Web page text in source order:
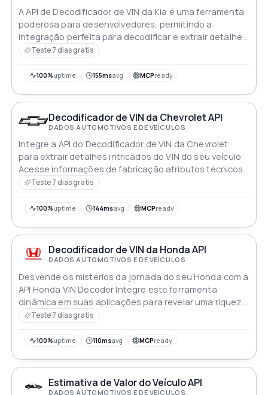
A API de Decodificador de VIN da Kia é uma ferramenta
poderosa para desenvolvedores, permitindo a
integração perfeita para decodificar e extrair detalhes
complexos dos Números de Identificação do Veículo
incluindo especificações de fabricação, configurações
propriedade, facilitando uma exploração detalhada
dos veículos Kia dentro das aplicações
Teste 7 dias gratis
100%uptime 155msavg MCPready
Decodificador de VIN da Chevrolet API
DADOS AUTOMOTIVOS E DE VEÍCULOS
Integre a API do Decodificador de VIN da Chevrolet
para extrair detalhes intricados do VIN do seu veículo
Acesse informações de fabricação atributos técnicos
e dados históricos de forma integrada em suas
informações de recall e mais capacitando uma
do seu Chevrolet
Teste 7 dias gratis
100%uptime 144msavg MCPready
Decodificador de VIN da Honda API
DADOS AUTOMOTIVOS E DE VEÍCULOS
Desvende os mistérios da jornada do seu Honda com a
API Honda VIN Decoder Integre este ferramenta
dinâmica em suas aplicações para revelar uma riqueza
de informações ocultas dentro do Número de
fabricação até histórico de propriedade embarque em
decifrado
Teste 7 dias gratis
100%uptime 110msavg MCPready
Estimativa de Valor do Veículo API
DADOS AUTOMOTIVOS E DE VEÍCULOS